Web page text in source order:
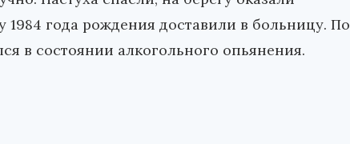
года рождения доставили в больницу. По
в состоянии алкогольного опьянения.